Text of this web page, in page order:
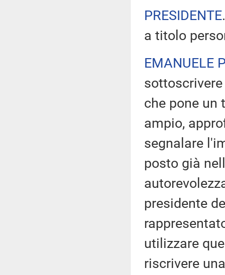
PRESIDENTE
a titolo
EMANUELE
che pone un
ampio,
segnalare
posto già
presidente
utilizzare
riscrivere